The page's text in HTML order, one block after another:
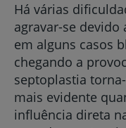
Há várias
agravar-se devido
em alguns casos
chegando a
septoplastia
mais evidente
influência direta